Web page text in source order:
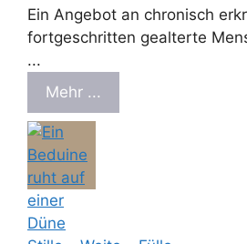
Ein Angebot an chronisch
fortgeschritten gealterte
...
Mehr ...